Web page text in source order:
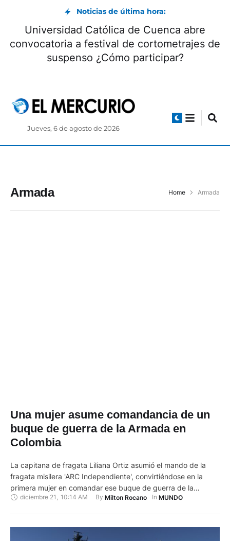
Noticias de última hora:
Universidad Católica de Cuenca abre
convocatoria a festival de cortometrajes de
suspenso ¿Cómo participar?
Jueves, 6 de agosto de 2026
Armada Home Armada
Una mujer asume comandancia de un
buque de guerra de la Armada en
Colombia
La capitana de fragata Liliana Ortiz asumió el mando de la
fragata misilera 'ARC Independiente', convirtiéndose en la
primera mujer en comandar ese buque de guerra de la
Armada colombiana. Ortiz, de 42 años, es oficial de Estado
diciembre 21 , 10:14 AM By Milton Rocano In MUNDO